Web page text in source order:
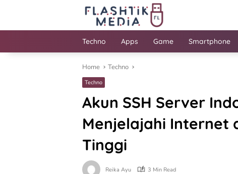
Techno Apps Game Smartphone
Home Techno
Techno
Akun SSH Server
Menjelajahi Internet
Tinggi
Reika Ayu 3 Min Read